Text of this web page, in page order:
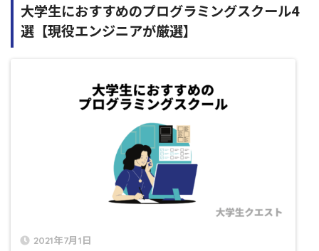
大学生におすすめのプログラミングスクール4
選【現役エンジニアが厳選】
2021年7月1日